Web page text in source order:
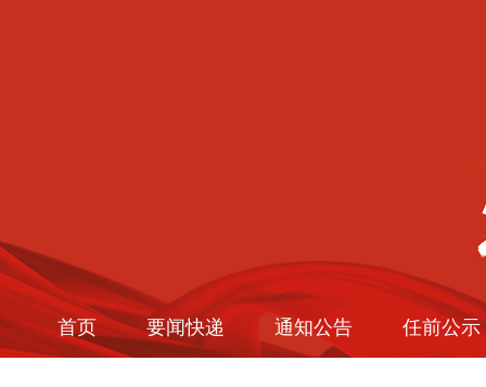
首页 要闻快递 通知公告 任前公示